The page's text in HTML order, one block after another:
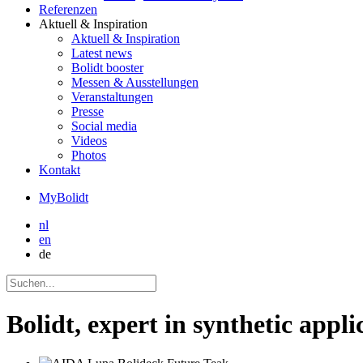
Referenzen
Aktuell & Inspiration
Aktuell & Inspiration
Latest news
Bolidt booster
Messen & Ausstellungen
Veranstaltungen
Presse
Social media
Videos
Photos
Kontakt
MyBolidt
nl
en
de
Bolidt, expert in synthetic